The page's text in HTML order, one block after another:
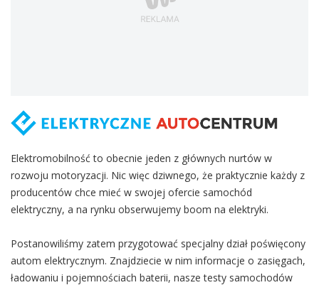
Elektromobilność to obecnie jeden z głównych nurtów w
rozwoju motoryzacji. Nic więc dziwnego, że praktycznie każdy z
producentów chce mieć w swojej ofercie samochód
elektryczny, a na rynku obserwujemy boom na elektryki.
Postanowiliśmy zatem przygotować specjalny dział poświęcony
autom elektrycznym. Znajdziecie w nim informacje o zasięgach,
ładowaniu i pojemnościach baterii, nasze testy samochodów